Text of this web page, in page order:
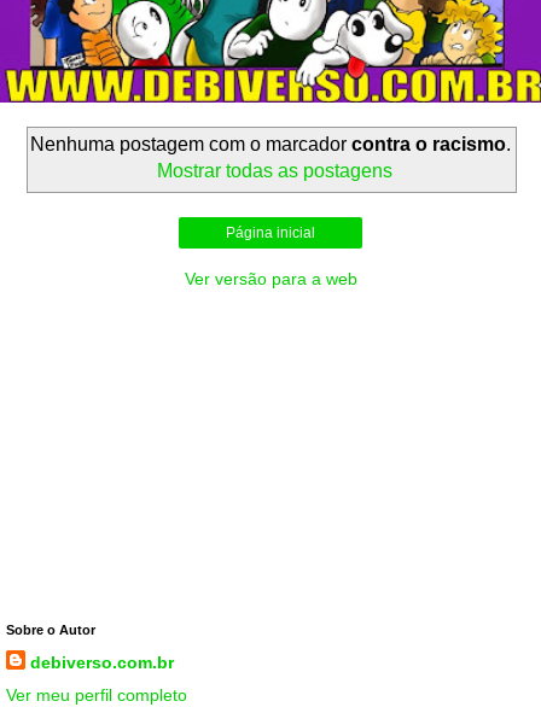
Nenhuma postagem com o marcador contra o racismo.
Mostrar todas as postagens
Página inicial
Ver versão para a web
Sobre o Autor
debiverso.com.br
Ver meu perfil completo